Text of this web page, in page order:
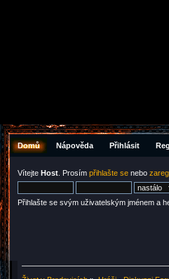
Domů Nápověda Přihlásit
Vítejte Host . Prosím přihlašte se nebo
Přihlašte se svým uživatelským jménem a